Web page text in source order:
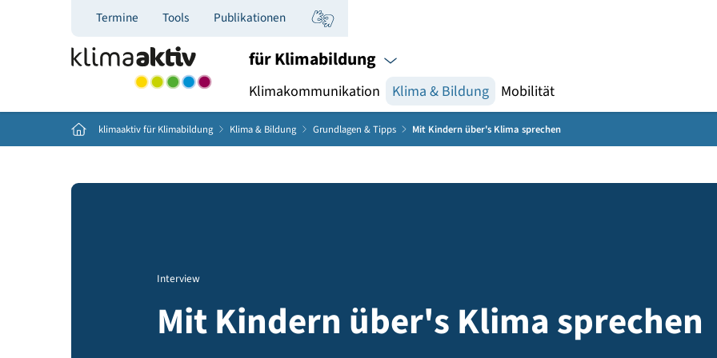
Termine Tools Publikationen
für Klimabildung
Klimakommunikation Klima & Bildung
Home klimaaktiv für Klimabildung Klima & Bildung Grundlagen & Tipps Mit Kindern über's Klima sprechen
Interview